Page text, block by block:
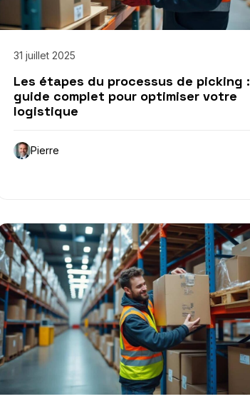
31 juillet 2025
Les étapes du processus de picking :
guide complet pour optimiser votre
logistique
Pierre